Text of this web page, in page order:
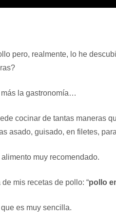
pero, realmente, lo he
la gastronomía…
cocinar de tantas maneras
asado, guisado, en filetes,
muy recomendado.
mis recetas de pollo: “pollo
es muy sencilla.